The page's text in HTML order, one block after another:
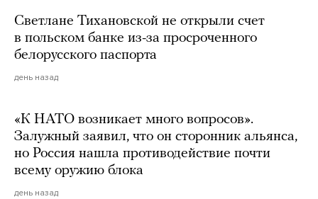
Светлане Тихановской не открыли счет
в польском банке из-за просроченного
белорусского паспорта
день назад
«К НАТО возникает много вопросов».
Залужный заявил, что он сторонник альянса,
но Россия нашла противодействие почти
всему оружию блока
день назад